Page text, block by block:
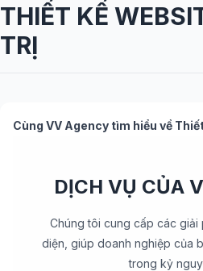
THIẾT KẾ
TRỊ
Cùng VV Agency tìm hiểu về
DỊCH VỤ CỦA
Chúng tôi cung cấp các giải
diện, giúp doanh nghiệp của
trong kỷ